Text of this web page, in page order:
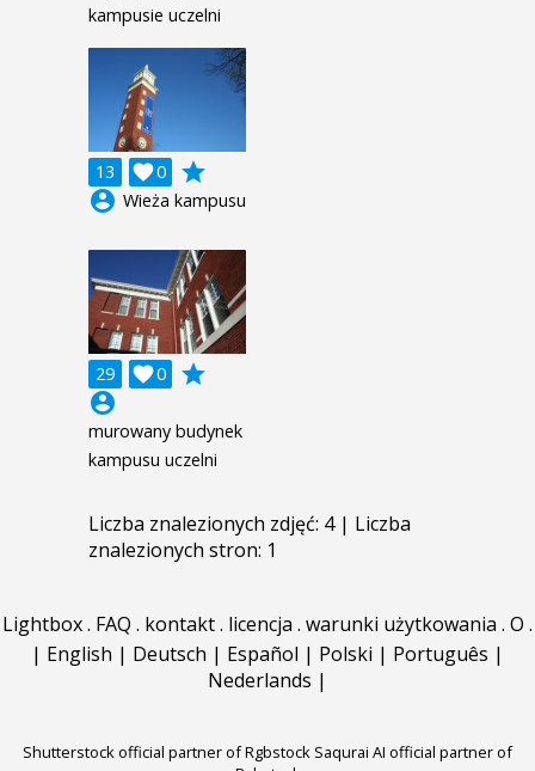
kampusie uczelni
13 0

grade
account_circle Wieża kampusu
29 0

grade
account_circle
murowany budynek
kampusu uczelni
Liczba znalezionych zdjęć: 4 | Liczba
znalezionych stron: 1
Lightbox. FAQ . kontakt. licencja . warunki użytkowania . O .
| English | Deutsch | Español | Polski | Português |
Nederlands |
Shutterstock official partner of Rgbstock Saqurai AI official partner of